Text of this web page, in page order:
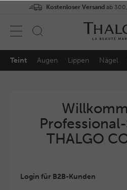
Kostenloser Versand ab
Teint Augen Lippen Nägel
THALGO
Login für B2B-Kunden